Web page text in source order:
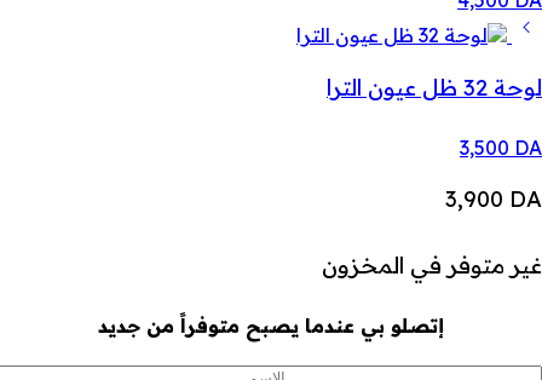
لوحة 32 ظل عيون الترا
3,500 DA
3,900 DA
غير متوفر في المخزون
إتصلو بي عندما يصبح متوفراً من جديد